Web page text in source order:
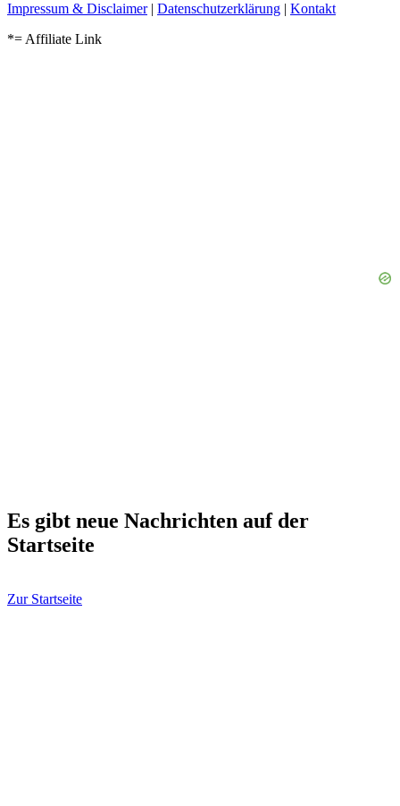
Impressum & Disclaimer| Datenschutzerklärung | Kontakt
*= Affiliate Link
Es gibt neue Nachrichten auf der
Startseite
Zur Startseite